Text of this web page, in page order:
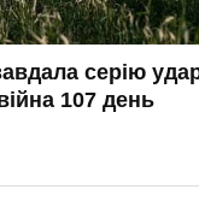
серію
107 день